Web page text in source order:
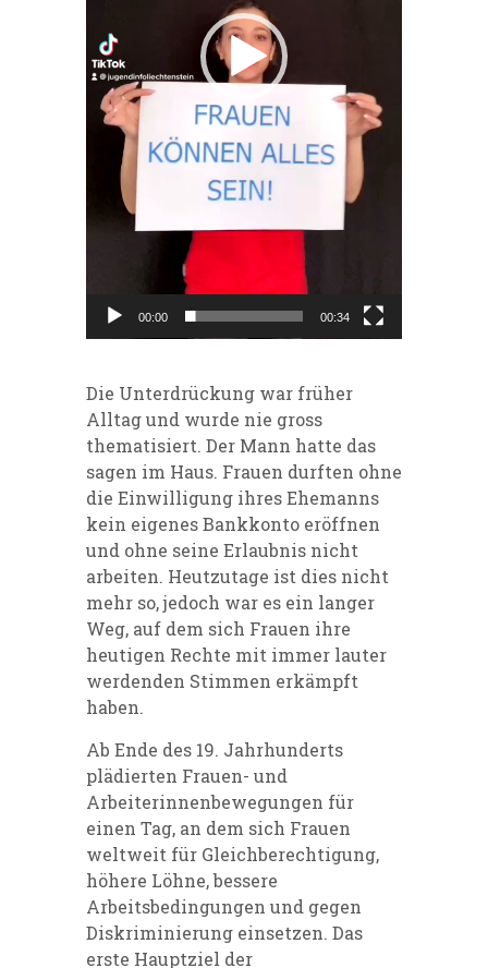
00:00 00:34
Die Unterdrückung war früher
Alltag und wurde nie gross
thematisiert. Der Mann hatte das
sagen im Haus. Frauen durften ohne
die Einwilligung ihres Ehemanns
kein eigenes Bankkonto eröffnen
und ohne seine Erlaubnis nicht
arbeiten. Heutzutage ist dies nicht
mehr so, jedoch war es ein langer
Weg, auf dem sich Frauen ihre
heutigen Rechte mit immer lauter
werdenden Stimmen erkämpft
haben.
Ab Ende des 19. Jahrhunderts
plädierten Frauen- und
Arbeiterinnenbewegungen für
einen Tag, an dem sich Frauen
weltweit für Gleichberechtigung,
höhere Löhne, bessere
Arbeitsbedingungen und gegen
Diskriminierung einsetzen. Das
erste Hauptziel der